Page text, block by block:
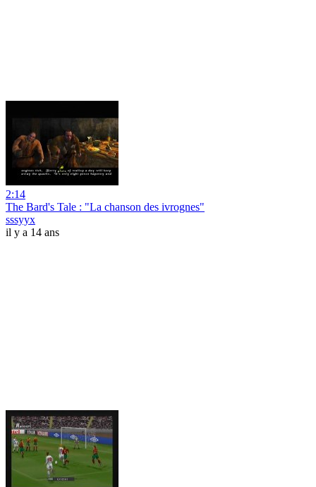
2:14
The Bard's Tale : "La chanson des ivrognes"
sssyyx
il y a 14 ans